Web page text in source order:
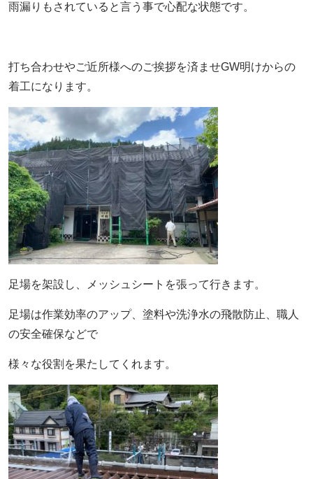
雨漏りもされていると言う事で心配な状態です。
打ち合わせやご近所様へのご挨拶を済ませGW明けからの
着工になります。
足場を架設し、メッシュシートを張って行きます。
足場は作業効率のアップ、塗料や洗浄水の飛散防止、職人
の安全確保などで
様々な役割を果たしてくれます。